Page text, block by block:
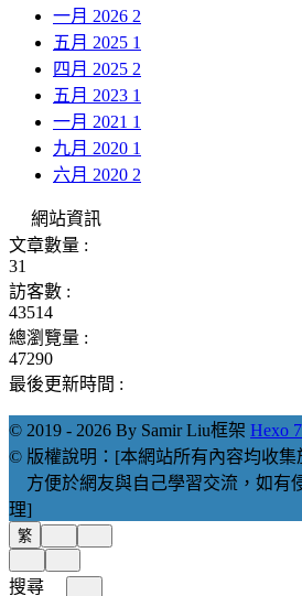
一月 2026 2
五月 2025 1
四月 2025 2
五月 2023 1
一月 2021 1
九月 2020 1
六月 2020 2
網站資訊
文章數量 :
31
訪客數 :
43514
總瀏覽量 :
47290
最後更新時間 :
© 2019 - 2026 By Samir Liu框架 Hexo
© 版權說明：[本網站所有內容均收集
方便於網友與自己學習交流，如有
理]
繁
搜尋